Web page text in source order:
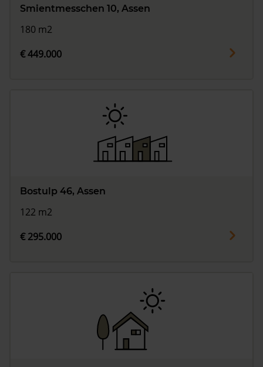
Smientmesschen 10, Assen
180 m2
€ 449.000
Bostulp 46, Assen
122 m2
€ 295.000